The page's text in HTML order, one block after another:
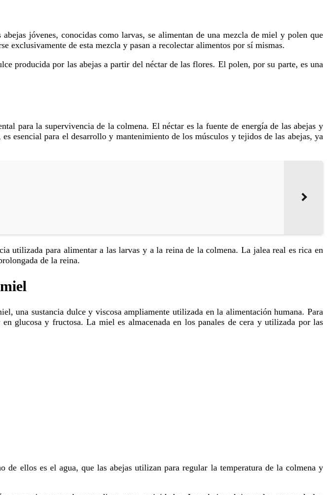
exclusivamente de esta mezcla y pasan a recolectar alimentos por sí mismas.
esencial para el desarrollo y mantenimiento de los músculos y tejidos de las abejas, ya
de la reina.
glucosa y fructosa. La miel es almacenada en los panales de cera y utilizada por las